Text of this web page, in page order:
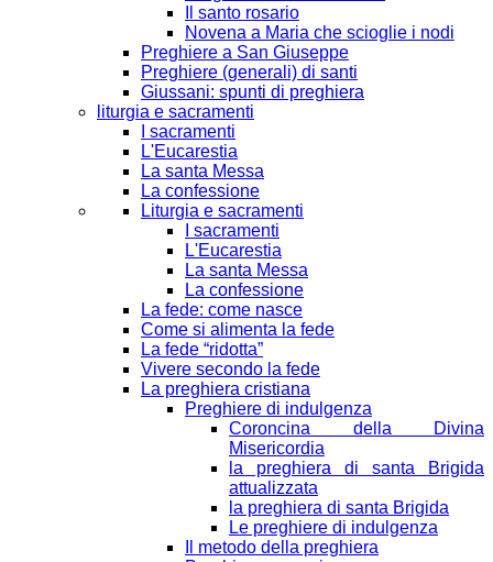
Il santo rosario
Novena a Maria che scioglie i nodi
Preghiere a San Giuseppe
Preghiere (generali) di santi
Giussani: spunti di preghiera
liturgia e sacramenti
I sacramenti
L'Eucarestia
La santa Messa
La confessione
Liturgia e sacramenti
I sacramenti
L'Eucarestia
La santa Messa
La confessione
La fede: come nasce
Come si alimenta la fede
La fede “ridotta”
Vivere secondo la fede
La preghiera cristiana
Preghiere di indulgenza
Coroncina della Divina
Misericordia
la preghiera di santa Brigida
attualizzata
la preghiera di santa Brigida
Le preghiere di indulgenza
Il metodo della preghiera